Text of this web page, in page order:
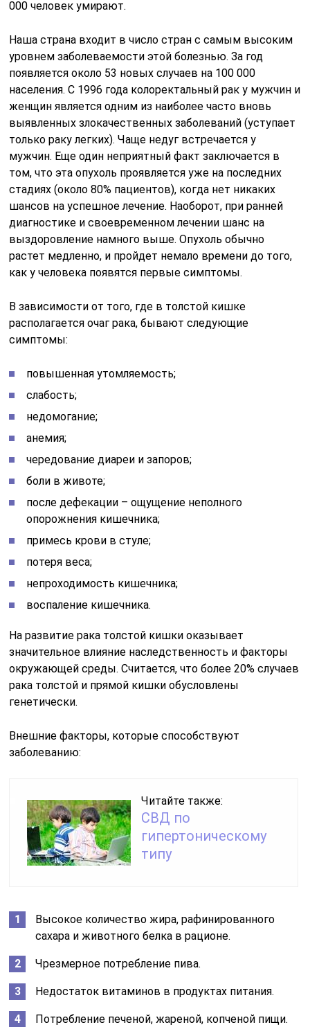
000 человек умирают.
Наша страна входит в число стран с самым высоким
уровнем заболеваемости этой болезнью. За год
появляется около 53 новых случаев на 100 000
населения. С 1996 года колоректальный рак у мужчин и
женщин является одним из наиболее часто вновь
выявленных злокачественных заболеваний (уступает
только раку легких). Чаще недуг встречается у
мужчин. Еще один неприятный факт заключается в
том, что эта опухоль проявляется уже на последних
стадиях (около 80% пациентов), когда нет никаких
шансов на успешное лечение. Наоборот, при ранней
диагностике и своевременном лечении шанс на
выздоровление намного выше. Опухоль обычно
растет медленно, и пройдет немало времени до того,
как у человека появятся первые симптомы.
В зависимости от того, где в толстой кишке
располагается очаг рака, бывают следующие
симптомы:
повышенная утомляемость;
слабость;
недомогание;
анемия;
чередование диареи и запоров;
боли в животе;
после дефекации – ощущение неполного
опорожнения кишечника;
примесь крови в стуле;
потеря веса;
непроходимость кишечника;
воспаление кишечника.
На развитие рака толстой кишки оказывает
значительное влияние наследственность и факторы
окружающей среды. Считается, что более 20% случаев
рака толстой и прямой кишки обусловлены
генетически.
Внешние факторы, которые способствуют
заболеванию:
Читайте также:
СВД по
гипертоническому
типу
Высокое количество жира, рафинированного
сахара и животного белка в рационе.
Чрезмерное потребление пива.
Недостаток витаминов в продуктах питания.
Потребление печеной, жареной, копченой пищи.